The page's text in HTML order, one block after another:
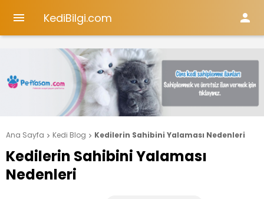
 KediBilgi.com 
Ana Sayfa  Kedi Blog  Kedilerin Sahibini Yalaması Nedenleri
Kedilerin Sahibini Yalaması
Nedenleri